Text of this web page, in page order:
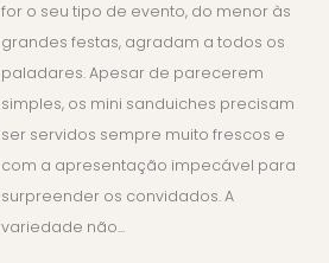
for o seu tipo de evento, do menor às
grandes festas, agradam a todos os
paladares. Apesar de parecerem
simples, os mini sanduiches precisam
ser servidos sempre muito frescos e
com a apresentação impecável para
surpreender os convidados. A
variedade não...